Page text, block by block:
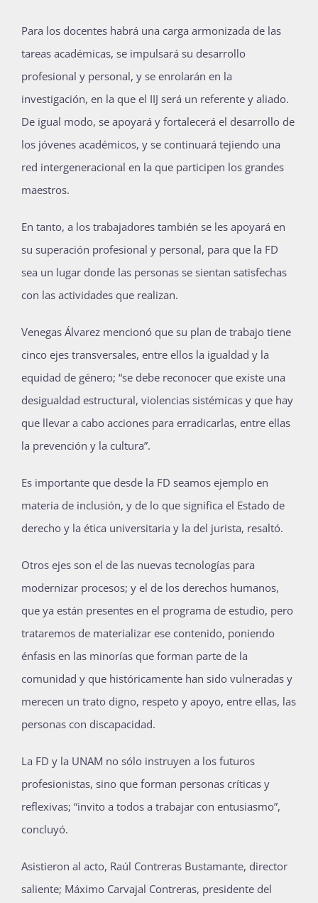
Para los docentes habrá una carga armonizada de las
tareas académicas, se impulsará su desarrollo
profesional y personal, y se enrolarán en la
investigación, en la que el IIJ será un referente y aliado.
De igual modo, se apoyará y fortalecerá el desarrollo de
los jóvenes académicos, y se continuará tejiendo una
red intergeneracional en la que participen los grandes
maestros.
En tanto, a los trabajadores también se les apoyará en
su superación profesional y personal, para que la FD
sea un lugar donde las personas se sientan satisfechas
con las actividades que realizan.
Venegas Álvarez mencionó que su plan de trabajo tiene
cinco ejes transversales, entre ellos la igualdad y la
equidad de género; “se debe reconocer que existe una
desigualdad estructural, violencias sistémicas y que hay
que llevar a cabo acciones para erradicarlas, entre ellas
la prevención y la cultura”.
Es importante que desde la FD seamos ejemplo en
materia de inclusión, y de lo que significa el Estado de
derecho y la ética universitaria y la del jurista, resaltó.
Otros ejes son el de las nuevas tecnologías para
modernizar procesos; y el de los derechos humanos,
que ya están presentes en el programa de estudio, pero
trataremos de materializar ese contenido, poniendo
énfasis en las minorías que forman parte de la
comunidad y que históricamente han sido vulneradas y
merecen un trato digno, respeto y apoyo, entre ellas, las
personas con discapacidad.
La FD y la UNAM no sólo instruyen a los futuros
profesionistas, sino que forman personas críticas y
reflexivas; “invito a todos a trabajar con entusiasmo”,
concluyó.
Asistieron al acto, Raúl Contreras Bustamante, director
saliente; Máximo Carvajal Contreras, presidente del